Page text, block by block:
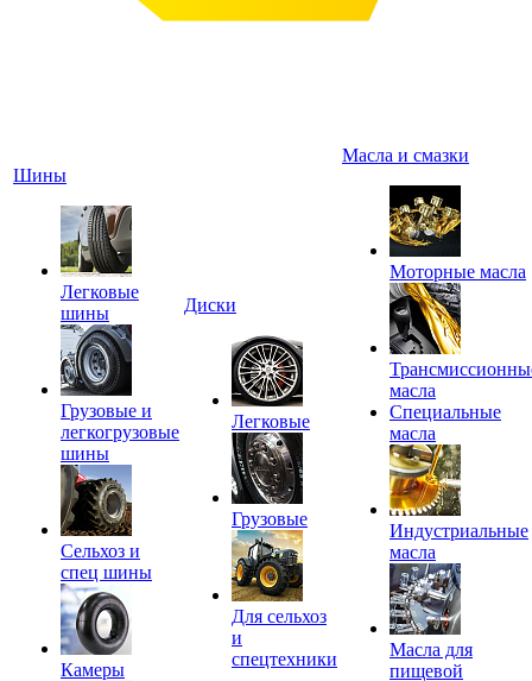
Шины
Легковые
шины
Грузовые и
легкогрузовые
шины
Сельхоз и
спец шины
Камеры
Диски
Легковые
Грузовые
Для сельхоз
и
спецтехники
Масла и смазки
Моторные масла
масла
Специальные
масла
Индустриальные
масла
Масла для
пищевой